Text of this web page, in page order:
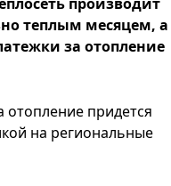
теплым месяцем, а
за отопление
отопление придется
на региональные